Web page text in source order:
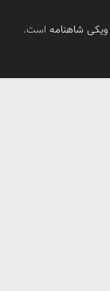
ویکی شاهنامه است.